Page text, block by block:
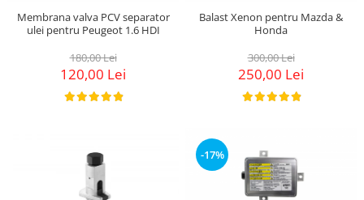
Membrana valva PCV separator
ulei pentru Peugeot 1.6 HDI
180,00 Lei
120,00 Lei
Balast Xenon pentru Mazda &
Honda
300,00 Lei
250,00 Lei
-17%